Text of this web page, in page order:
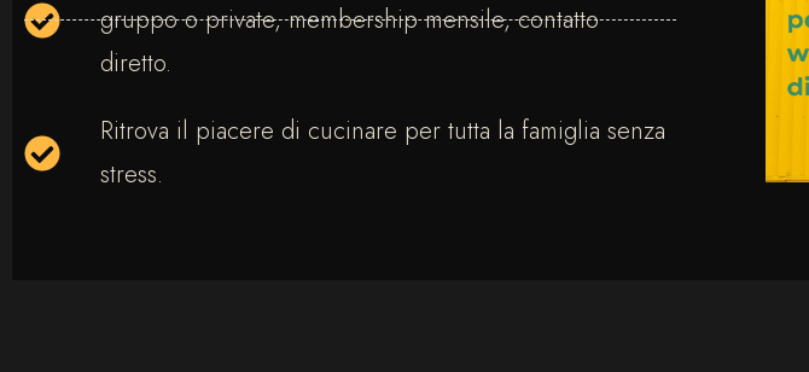
gruppo o private, membership mensile, contatto
diretto.
Ritrova il piacere di cucinare per tutta la famiglia senza
stress.